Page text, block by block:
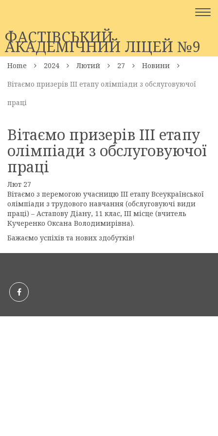
ФАСТІВСЬКИЙ
АКАДЕМІЧНИЙ ЛІЦЕЙ №9
Home 2024 Лютий 27
Новини
Вітаємо призерів ІІІ етапу олімпіади з обслуговуючої
праці
Вітаємо призерів ІІІ етапу
олімпіади з обслуговуючої
праці
Лют 27
Вітаємо з перемогою учасницю ІІІ етапу Всеукраїнської
олімпіади з трудового навчання (обслуговуючі види
праці) – Астапову Діану, 11 клас, ІІІ місце (вчитель
Кучеренко Оксана Володимирівна).
Бажаємо успіхів та нових здобутків!